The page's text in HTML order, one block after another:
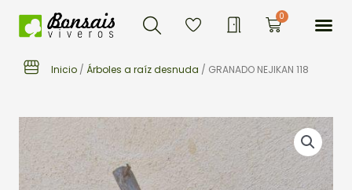
Buscar 0Carrito
Inicio / Árboles a raíz desnuda / GRANADO NEJIKAN 118